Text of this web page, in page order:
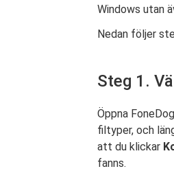
Windows utan
Nedan följer
Steg 1.
Öppna
filtyper, och
att du klickar
fanns.